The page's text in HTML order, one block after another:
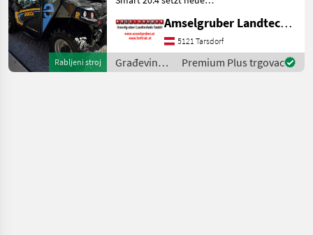
Rabljeni stroj
Teleskopladermarkt. 100 %
Elektro! -Größte Kabine
(Baugleich vom Modell 26.6
Mini Agri) -Echt
Amselgruber Landtechnik GmbH
5121 Tarsdorf
Građevinski
strojevi /
Premium Plus trgovac